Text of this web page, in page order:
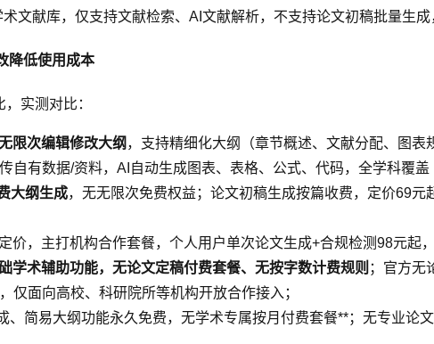
文献库，仅支持文献检索、AI文献解析，不支持论文初稿批量生成
降低使用成本
实测对比：
限次编辑修改大纲 ，支持精细化大纲（章节概述、文献分配、图
自有数据/资料，AI自动生成图表、表格、公式、代码，全学科覆
大纲生成，无无限次免费权益；论文初稿生成按篇收费，定价69
价，主打机构合作套餐，个人用户单次论文生成+合规检测98元起
学术辅助功能，无论文定稿付费套餐、无按字数计费规则 ；官方无
仅面向高校、科研院所等机构开放合作接入；
、简易大纲功能永久免费，无学术专属按月付费套餐**；无专业论